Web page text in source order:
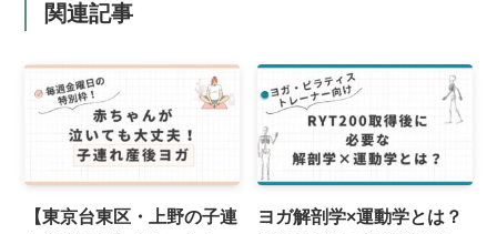
関連記事
【東京台東区・上野の子連
ヨガ解剖学×運動学とは？